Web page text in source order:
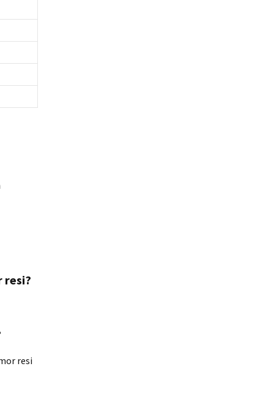
resi?
resi